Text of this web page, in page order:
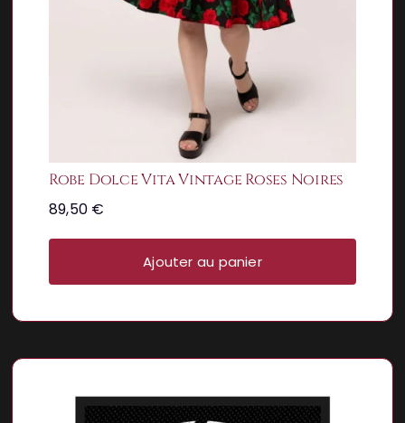
Robe Dolce Vita Vintage Roses Noires
89,50 €
Ajouter au panier